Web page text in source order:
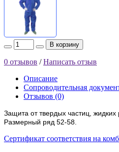
В корзину
0 отзывов /Написать отзыв
Описание
Сопроводительная
Отзывов (0)
Защита от твердых частиц, жидких
Размерный ряд 52-58.
Сертификат соответствия на